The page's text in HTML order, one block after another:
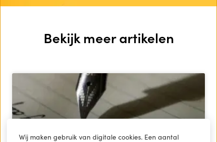
Bekijk meer artikelen
Wij maken gebruik van digitale cookies. Een aantal